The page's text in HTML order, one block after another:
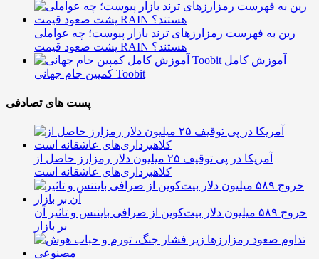
رین به فهرست رمزارزهای ترند بازار پیوست؛ چه عواملی
پشت صعود قیمت RAIN هستند؟
آموزش کامل
کمپین جام جهانی Toobit
پست های تصادفی
آمریکا در پی توقیف ۲۵ میلیون دلار رمزارز حاصل از
کلاهبرداری‌های عاشقانه است
خروج ۵۸۹ میلیون دلار بیت‌کوین از صرافی بایننس و تاثیر آن
بر بازار